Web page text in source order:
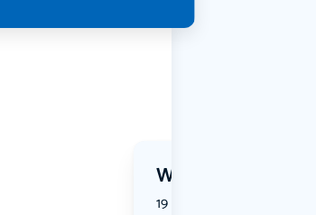
Wanneer?
19 July 2026 | 15:00